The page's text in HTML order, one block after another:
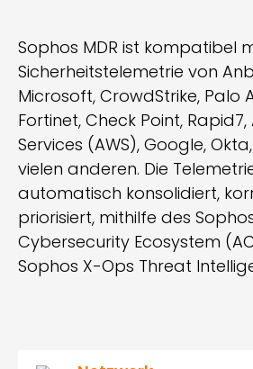
Sophos MDR ist kompatibel
Sicherheitstelemetrie von
Microsoft, CrowdStrike, Palo
Fortinet, Check Point,
Services (AWS), Google,
vielen anderen. Die
automatisch konsolidiert,
priorisiert, mithilfe des
Cybersecurity Ecosystem
Sophos X-Ops Threat